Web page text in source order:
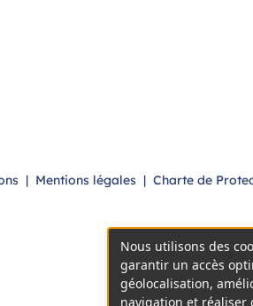
| Mentions légales | Charte de
Nous utilisons des
garantir un accès
géolocalisation,
navigation et réaliser